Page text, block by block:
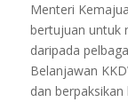
Menteri
bertujuan untuk
daripada
Belanjawan
dan